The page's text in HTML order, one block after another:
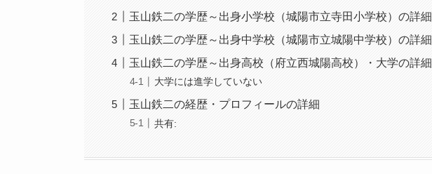
玉山鉄二の学歴～出身小学校（城陽市立寺田小学校）の詳細
玉山鉄二の学歴～出身中学校（城陽市立城陽中学校）の詳細
玉山鉄二の学歴～出身高校（府立西城陽高校）・大学の詳細
大学には進学していない
玉山鉄二の経歴・プロフィールの詳細
共有: